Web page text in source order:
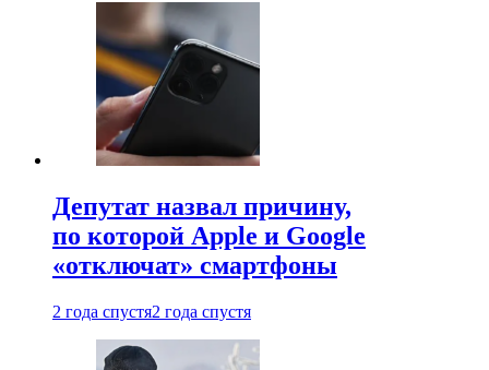
Депутат назвал причину,
по которой Apple и Google
«отключат» смартфоны
2 года спустя2 года спустя